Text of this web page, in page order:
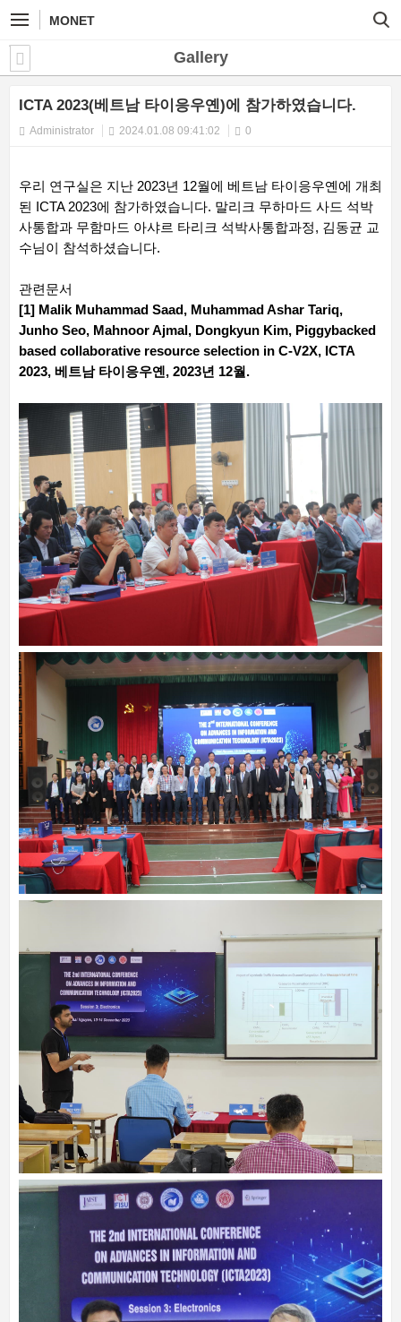
MONET
Gallery
ICTA 2023(베트남 타이응우옌)에 참가하였습니다.
Administrator 2024.01.08 09:41:02 0
우리 연구실은 지난 2023년 12월에 베트남 타이응우옌에 개최
된 ICTA 2023에 참가하였습니다. 말리크 무하마드 사드 석박
사통합과 무함마드 아샤르 타리크 석박사통합과정, 김동균 교
수님이 참석하셨습니다.
관련문서
[1] Malik Muhammad Saad, Muhammad Ashar Tariq,
Junho Seo, Mahnoor Ajmal, Dongkyun Kim, Piggybacked
based collaborative resource selection in C-V2X, ICTA
2023, 베트남 타이응우옌, 2023년 12월.